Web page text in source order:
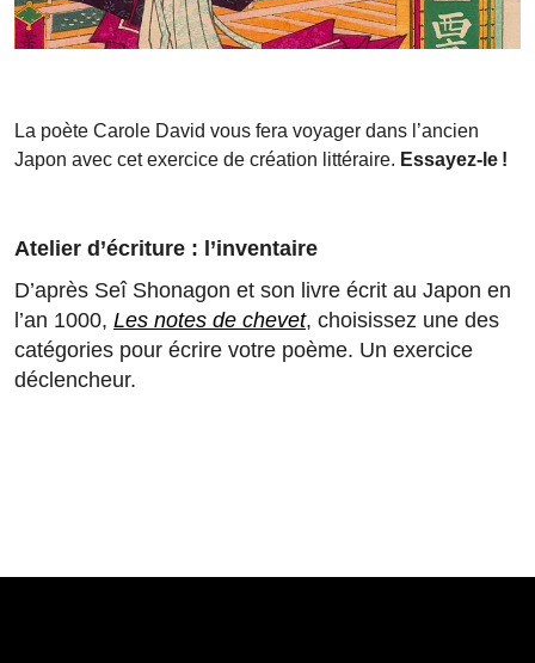
La poète Carole David vous fera voyager dans l’ancien
Japon avec cet exercice de création littéraire. Essayez-le !
Atelier d’écriture : l’inventaire
D’après Seî Shonagon et son livre écrit au Japon en
l’an 1000, Les notes de chevet, choisissez une des
catégories pour écrire votre poème. Un exercice
déclencheur.